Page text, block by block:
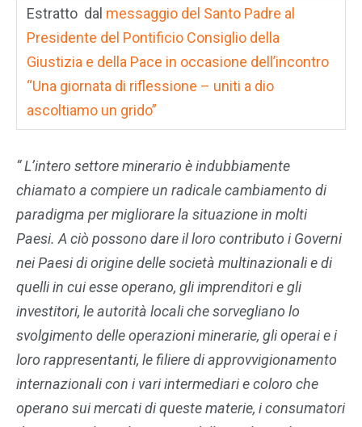
Estratto dal messaggio del Santo Padre al
Presidente del Pontificio Consiglio della
Giustizia e della Pace in occasione dell’incontro
“Una giornata di riflessione – uniti a dio
ascoltiamo un grido”
“ L’intero settore minerario è indubbiamente
chiamato a compiere un radicale cambiamento di
paradigma per migliorare la situazione in molti
Paesi. A ciò possono dare il loro contributo i Governi
nei Paesi di origine delle società multinazionali e di
quelli in cui esse operano, gli imprenditori e gli
investitori, le autorità locali che sorvegliano lo
svolgimento delle operazioni minerarie, gli operai e i
loro rappresentanti, le filiere di approvvigionamento
internazionali con i vari intermediari e coloro che
operano sui mercati di queste materie, i consumatori